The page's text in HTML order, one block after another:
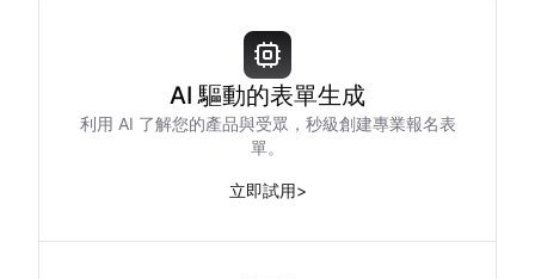
AI 驅動的表單生成
利用 AI 了解您的產品與受眾，秒級創建專業報名表
單。
立即試用>